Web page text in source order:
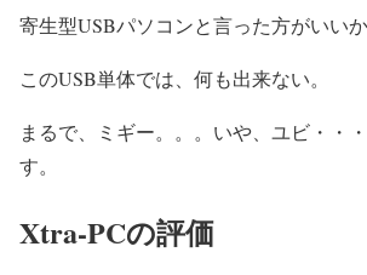
寄生型USBパソコンと言った方がいい
このUSB単体では、何も出来ない。
まるで、ミギー。。。いや、ユビ・・
す。
Xtra-PCの評価